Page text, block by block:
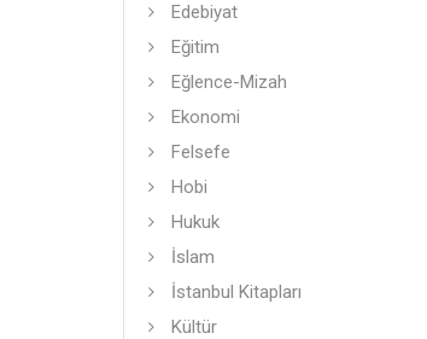
Edebiyat
Eğitim
Eğlence-Mizah
Ekonomi
Felsefe
Hobi
Hukuk
İslam
İstanbul Kitapları
Kültür